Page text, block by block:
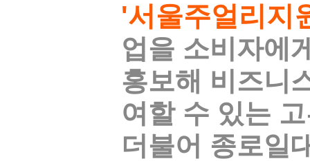
'서울주얼리지
업을 소비자에
홍보해 비즈니
여할 수 있는
더불어 종로일